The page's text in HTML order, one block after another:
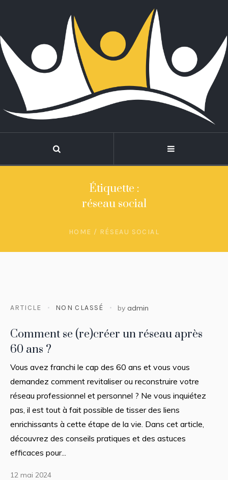
Étiquette :
réseau social
HOME / RÉSEAU SOCIAL
ARTICLE NON CLASSÉ by admin
Comment se (re)créer un réseau après
60 ans ?
Vous avez franchi le cap des 60 ans et vous vous
demandez comment revitaliser ou reconstruire votre
réseau professionnel et personnel ? Ne vous inquiétez
pas, il est tout à fait possible de tisser des liens
enrichissants à cette étape de la vie. Dans cet article,
découvrez des conseils pratiques et des astuces
efficaces pour...
12 mai 2024